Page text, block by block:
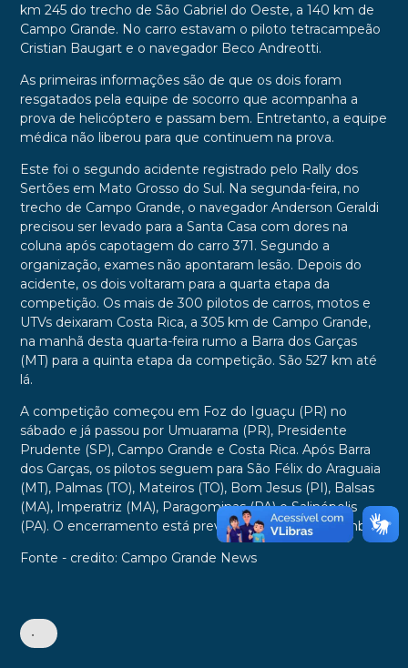
km 245 do trecho de São Gabriel do Oeste, a 140 km de
Campo Grande. No carro estavam o piloto tetracampeão
Cristian Baugart e o navegador Beco Andreotti.
As primeiras informações são de que os dois foram
resgatados pela equipe de socorro que acompanha a
prova de helicóptero e passam bem. Entretanto, a equipe
médica não liberou para que continuem na prova.
Este foi o segundo acidente registrado pelo Rally dos
Sertões em Mato Grosso do Sul. Na segunda-feira, no
trecho de Campo Grande, o navegador Anderson Geraldi
precisou ser levado para a Santa Casa com dores na
coluna após capotagem do carro 371. Segundo a
organização, exames não apontaram lesão. Depois do
acidente, os dois voltaram para a quarta etapa da
competição. Os mais de 300 pilotos de carros, motos e
UTVs deixaram Costa Rica, a 305 km de Campo Grande,
na manhã desta quarta-feira rumo a Barra dos Garças
(MT) para a quinta etapa da competição. São 527 km até
lá.
A competição começou em Foz do Iguaçu (PR) no
sábado e já passou por Umuarama (PR), Presidente
Prudente (SP), Campo Grande e Costa Rica. Após Barra
dos Garças, os pilotos seguem para São Félix do Araguaia
(MT), Palmas (TO), Mateiros (TO), Bom Jesus (PI), Balsas
(MA), Imperatriz (MA), Paragominas (PA) e Salinópolis
(PA). O encerramento está previsto para 10 de setembro.
Fonte - credito: Campo Grande News
•